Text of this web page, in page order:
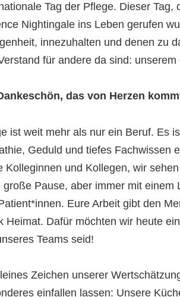
Tag der Pflege. Dieser Tag,
Nightingale ins Leben gerufen
innezuhalten und denen zu
für andere da sind:
das von Herzen
ist weit mehr als nur ein Beruf. Es
Geduld und tiefes Fachwissen
Kolleginnen und Kollegen, wir
große Pause, aber immer mit
Eure Arbeit gibt den
Heimat. Dafür möchten wir heute
Teams seid!
Zeichen unserer
einfallen lassen: Unsere